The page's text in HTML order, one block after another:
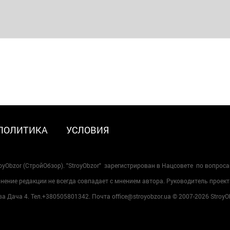
УСЛОВИЯ
(СтройОбзор). "StroyObzor" зарегистрирован в Нацсовете по
редакции не всегда совпадает с мнением автора. Руководитель
Дача 4. Тел.+380505801342. Почта office@stroyobzor.ua © 2007-2026